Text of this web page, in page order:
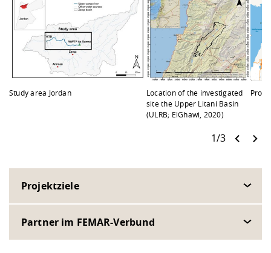
Study area Jordan
Location of the investigated
site the Upper Litani Basin
(ULRB; ElGhawi, 2020)
1/3
Projektziele
Partner im FEMAR-Verbund